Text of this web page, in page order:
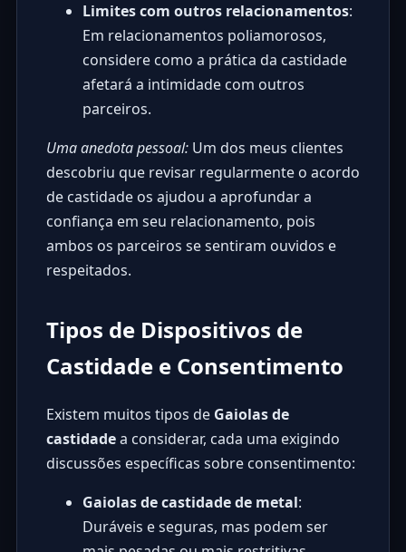
Limites com outros relacionamentos:
Em relacionamentos poliamorosos,
considere como a prática da castidade
afetará a intimidade com outros
parceiros.
Uma anedota pessoal:Um dos meus clientes
descobriu que revisar regularmente o acordo
de castidade os ajudou a aprofundar a
confiança em seu relacionamento, pois
ambos os parceiros se sentiram ouvidos e
respeitados.
Tipos de Dispositivos de
Castidade e Consentimento
Existem muitos tipos de Gaiolas de
castidadea considerar, cada uma exigindo
discussões específicas sobre consentimento:
Gaiolas de castidade de metal:
Duráveis e seguras, mas podem ser